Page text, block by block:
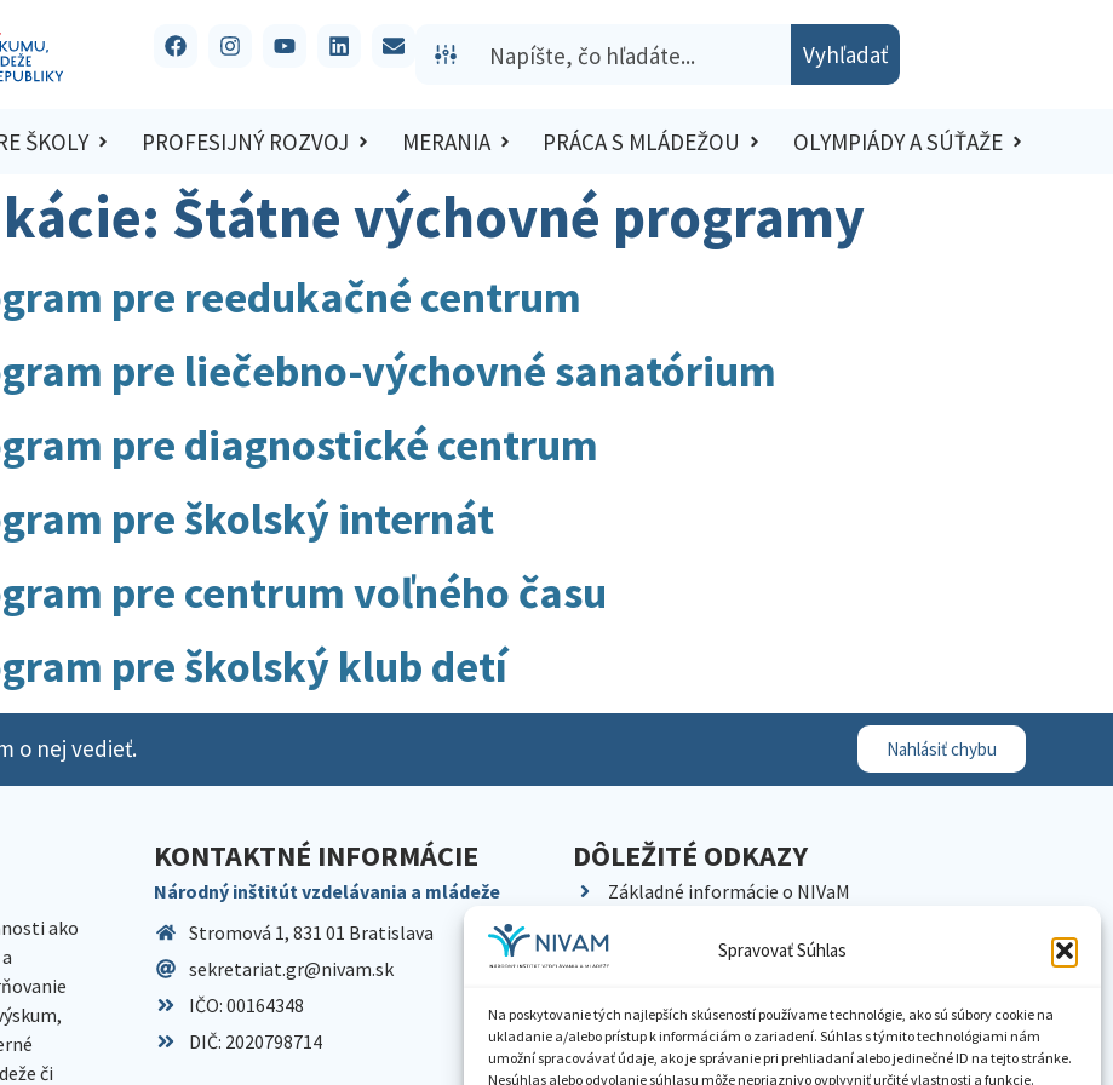
Spravovať Súhlas
Na poskytovanie tých najlepších skúseností používame technológie, ako sú súbory cookie na
ukladanie a/alebo prístup k informáciám o zariadení. Súhlas s týmito technológiami nám
umožní spracovávať údaje, ako je správanie pri prehliadaní alebo jedinečné ID na tejto stránke.
Nesúhlas alebo odvolanie súhlasu môže nepriaznivo ovplyvniť určité vlastnosti a funkcie.
Vyhľadať
ŠKOLY PROFESIJNÝ ROZVOJ MERANIA PRÁCA S MLÁDEŽOU OLYMPIÁDY A SÚŤAŽE
Štátne výchovné programy
pre reedukačné centrum
pre liečebno-výchovné sanatórium
pre diagnostické centrum
pre školský internát
pre centrum voľného času
pre školský klub detí
o nej vedieť. Nahlásiť chybu
ako
či
KONTAKTNÉ INFORMÁCIE
Národný inštitút vzdelávania a mládeže
Stromová 1, 831 01 Bratislava
sekretariat.gr@nivam.sk
IČO: 00164348
DIČ: 2020798714
DÔLEŽITÉ ODKAZY
Základné informácie o NIVaM
Kariéra
Pracoviská NIVaM
Dokumenty inštitúcie